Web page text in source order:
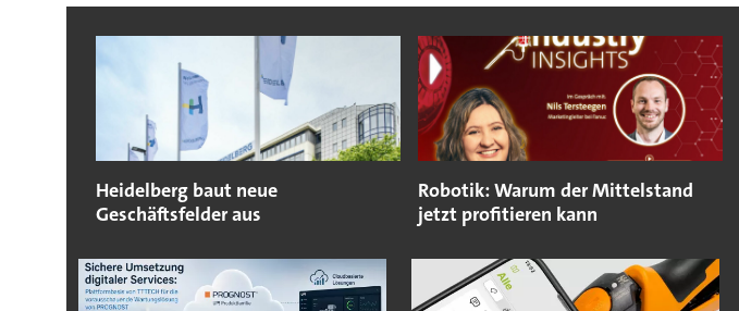
Heidelberg baut neue
Geschäftsfelder aus
Robotik: Warum der Mittelstand
jetzt profitieren kann